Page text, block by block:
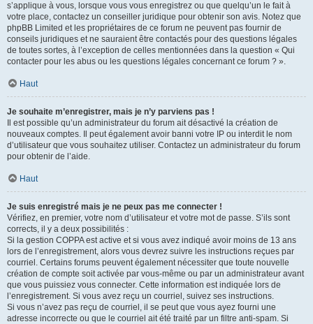
s’applique à vous, lorsque vous vous enregistrez ou que quelqu’un le fait à
votre place, contactez un conseiller juridique pour obtenir son avis. Notez que
phpBB Limited et les propriétaires de ce forum ne peuvent pas fournir de
conseils juridiques et ne sauraient être contactés pour des questions légales
de toutes sortes, à l’exception de celles mentionnées dans la question « Qui
contacter pour les abus ou les questions légales concernant ce forum ? ».
Haut
Je souhaite m’enregistrer, mais je n’y parviens pas !
Il est possible qu’un administrateur du forum ait désactivé la création de
nouveaux comptes. Il peut également avoir banni votre IP ou interdit le nom
d’utilisateur que vous souhaitez utiliser. Contactez un administrateur du forum
pour obtenir de l’aide.
Haut
Je suis enregistré mais je ne peux pas me connecter !
Vérifiez, en premier, votre nom d’utilisateur et votre mot de passe. S’ils sont
corrects, il y a deux possibilités :
Si la gestion COPPA est active et si vous avez indiqué avoir moins de 13 ans
lors de l’enregistrement, alors vous devrez suivre les instructions reçues par
courriel. Certains forums peuvent également nécessiter que toute nouvelle
création de compte soit activée par vous-même ou par un administrateur avant
que vous puissiez vous connecter. Cette information est indiquée lors de
l’enregistrement. Si vous avez reçu un courriel, suivez ses instructions.
Si vous n’avez pas reçu de courriel, il se peut que vous ayez fourni une
adresse incorrecte ou que le courriel ait été traité par un filtre anti-spam. Si